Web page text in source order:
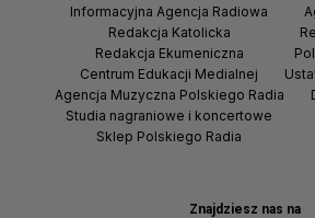
Znajdziesz nas na
Informacyjna Agencja Radiowa
Redakcja Katolicka
Redakcja Ekumeniczna
Centrum Edukacji Medialnej
Agencja Muzyczna Polskiego Radia
Studia nagraniowe i koncertowe
Sklep Polskiego Radia